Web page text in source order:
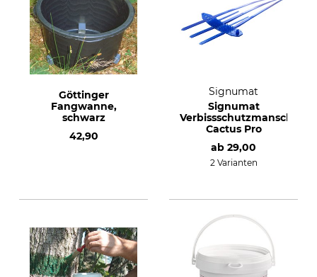
Göttinger
Fangwanne,
schwarz
42,90
Signumat
Signumat
Verbissschutzmanschette
Cactus Pro
ab 29,00
2 Varianten